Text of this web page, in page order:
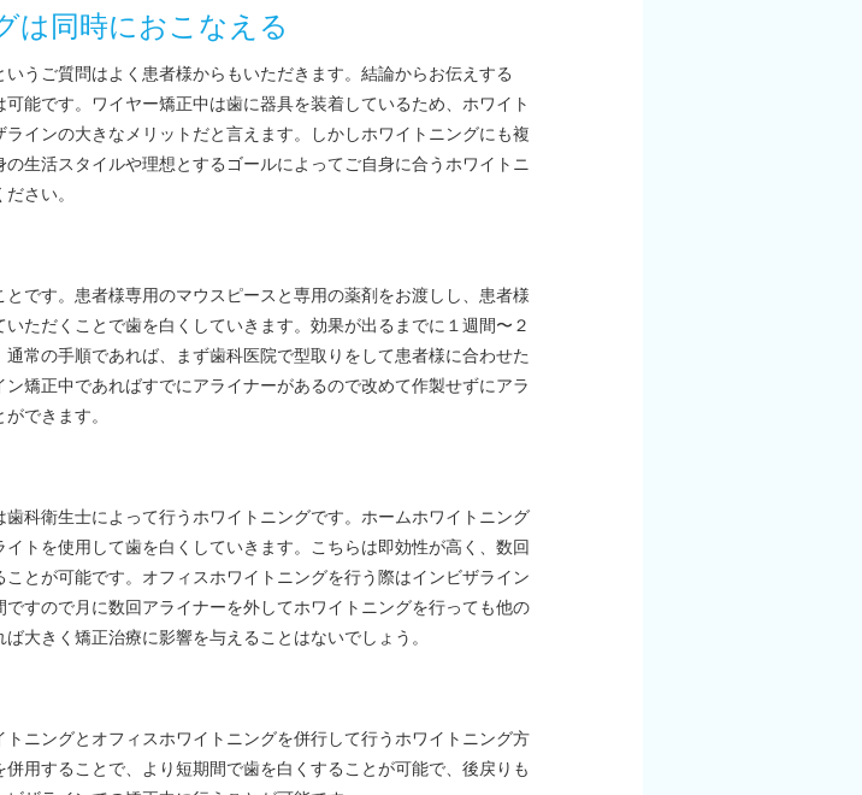
は同時におこなえる
うご質問はよく患者様からもいただきます。結論からお伝えする
能です。ワイヤー矯正中は歯に器具を装着しているため、ホワイト
インの大きなメリットだと言えます。しかしホワイトニングにも複
生活スタイルや理想とするゴールによってご自身に合うホワイトニ
さい。
です。患者様専用のマウスピースと専用の薬剤をお渡しし、患者様
ただくことで歯を白くしていきます。効果が出るまでに１週間〜２
常の手順であれば、まず歯科医院で型取りをして患者様に合わせた
矯正中であればすでにアライナーがあるので改めて作製せずにアラ
できます。
科衛生士によって行うホワイトニングです。ホームホワイトニング
トを使用して歯を白くしていきます。こちらは即効性が高く、数回
とが可能です。オフィスホワイトニングを行う際はインビザライン
すので月に数回アライナーを外してホワイトニングを行っても他の
大きく矯正治療に影響を与えることはないでしょう。
ニングとオフィスホワイトニングを併行して行うホワイトニング方
用することで、より短期間で歯を白くすることが可能で、後戻りも